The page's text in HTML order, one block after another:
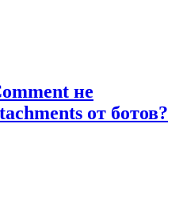
не
от ботов?